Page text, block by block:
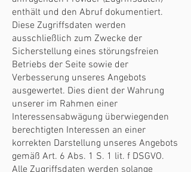
enthält und den Abruf dokumentiert.
Diese Zugriffsdaten werden
ausschließlich zum Zwecke der
Sicherstellung eines störungsfreien
Betriebs der Seite sowie der
Verbesserung unseres Angebots
ausgewertet. Dies dient der Wahrung
unserer im Rahmen einer
Interessensabwägung überwiegenden
berechtigten Interessen an einer
korrekten Darstellung unseres Angebots
gemäß Art. 6 Abs. 1 S. 1 lit. f DSGVO.
Alle Zugriffsdaten werden solange